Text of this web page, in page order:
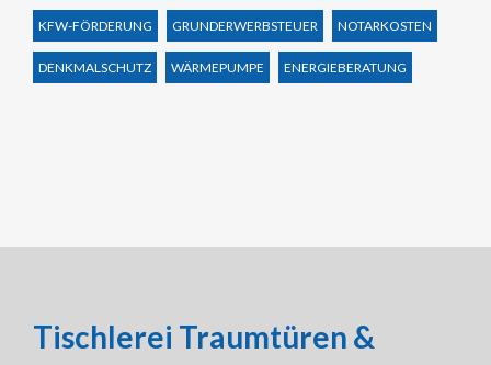
KFW-FÖRDERUNG GRUNDERWERBSTEUER NOTARKOSTEN
DENKMALSCHUTZ WÄRMEPUMPE ENERGIEBERATUNG
Tischlerei Traumtüren &